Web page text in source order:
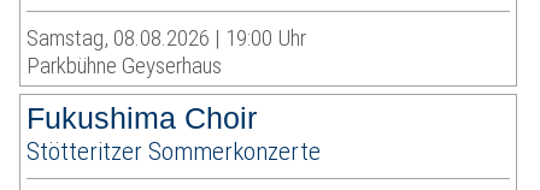
Samstag, 08.08.2026 | 19:00 Uhr
Parkbühne Geyserhaus
Fukushima Choir
Stötteritzer Sommerkonzerte